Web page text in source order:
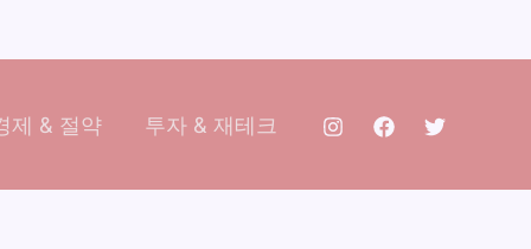
제 & 절약 투자 & 재테크